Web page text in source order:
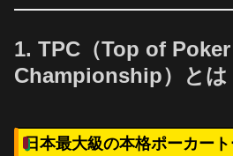
1. TPC（Top of Poker
Championship）とは
日本最大級の本格ポーカー